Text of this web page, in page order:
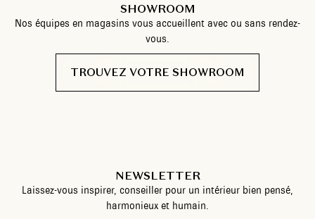
SHOWROOM
Nos équipes en magasins vous accueillent avec ou sans rendez-
vous.
TROUVEZ VOTRE SHOWROOM
NEWSLETTER
Laissez-vous inspirer, conseiller pour un intérieur bien pensé,
harmonieux et humain.